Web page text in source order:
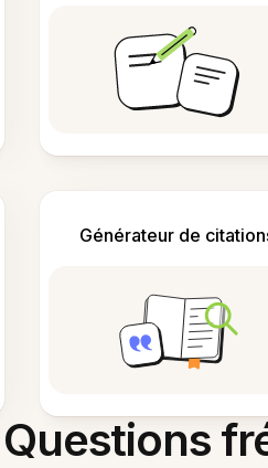
Générateur de
Questions